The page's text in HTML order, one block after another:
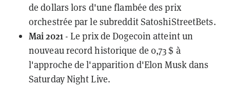
de dollars lors d'une flambée des prix
orchestrée par le subreddit SatoshiStreetBets.
Mai 2021- Le prix de Dogecoin atteint un
nouveau record historique de 0,73 $ à
l'approche de l'apparition d'Elon Musk dans
Saturday Night Live.